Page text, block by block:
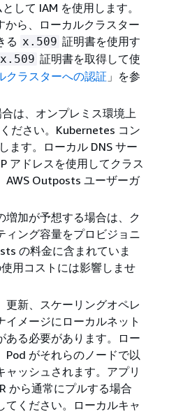
して IAM を使用します。
から、ローカルクラスター
る x.509 証明書を使用す
x.509 証明書を取得して使
クラスターへの認証 」を参
は、オンプレミス環境上
ださい。Kubernetes コン
ます。ローカル DNS サー
アドレスを使用してクラス
AWS Outposts ユーザーガ
増加が予想する場合は、ク
ィング容量をプロビジョニ
の料金に含まれていま
用コストには影響しませ
更新、スケーリングオペレ
メージにローカルネット
ある必要があります。ロー
Pod がそれらのノードで以
ッシュされます。アプリ
から通常にプルする場合
てください。ローカルキャ